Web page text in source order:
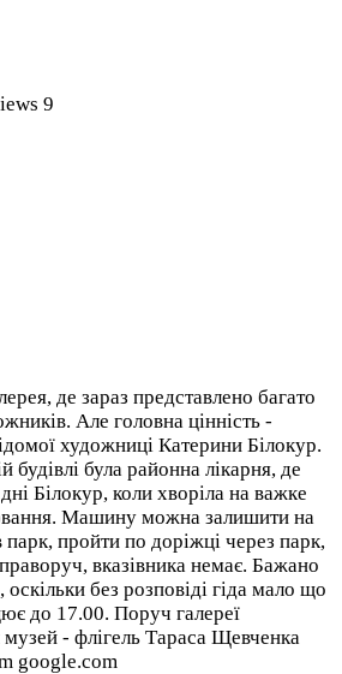
9
де зараз представлено багато
Але головна цінність -
художниці Катерини Білокур.
будівлі була районна лікарня, де
Білокур, коли хворіла на важке
Машину можна залишити на
парк, пройти по доріжці через парк,
вказівника немає. Бажано
без розповіді гіда мало що
до 17.00. Поруч галереї
- флігель Тараса Щевченка
google.com